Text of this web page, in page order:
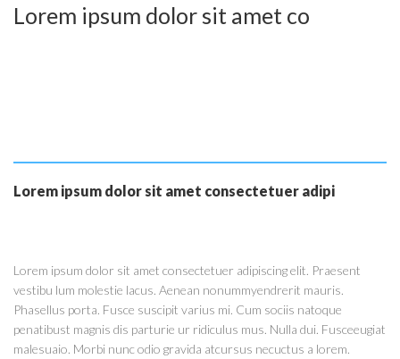
Lorem ipsum dolor sit amet co
Lorem ipsum dolor sit amet consectetuer adipi
Lorem ipsum dolor sit amet consectetuer adipiscing elit. Praesent
vestibu lum molestie lacus. Aenean nonummyendrerit mauris.
Phasellus porta. Fusce suscipit varius mi. Cum sociis natoque
penatibust magnis dis parturie ur ridiculus mus. Nulla dui. Fusceeugiat
malesuaio. Morbi nunc odio gravida atcursus necuctus a lorem.